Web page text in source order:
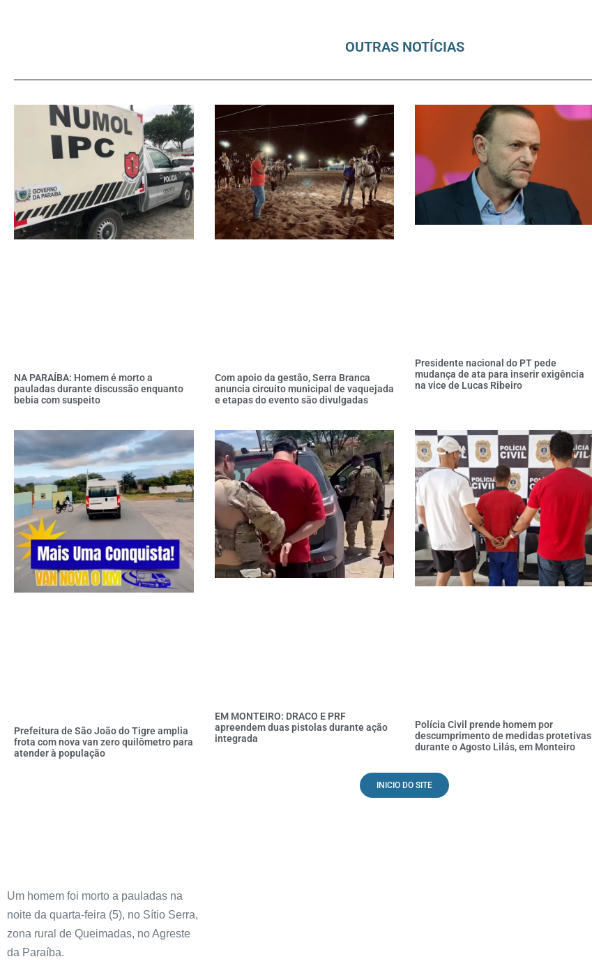
OUTRAS NOTÍCIAS
NA PARAÍBA: Homem é morto a
pauladas durante discussão enquanto
bebia com suspeito
Com apoio da gestão, Serra Branca
anuncia circuito municipal de vaquejada
e etapas do evento são divulgadas
Presidente nacional do PT pede
mudança de ata para inserir exigência
na vice de Lucas Ribeiro
Prefeitura de São João do Tigre amplia
frota com nova van zero quilômetro para
atender à população
EM MONTEIRO: DRACO E PRF
apreendem duas pistolas durante ação
integrada
Polícia Civil prende homem por
descumprimento de medidas protetivas
durante o Agosto Lilás, em Monteiro
INICIO DO SITE
Um homem foi morto a pauladas na
noite da quarta-feira (5), no Sítio Serra,
zona rural de Queimadas, no Agreste
da Paraíba.